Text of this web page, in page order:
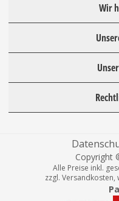
Wir
Copyright
Alle Preise inkl.
zzgl.